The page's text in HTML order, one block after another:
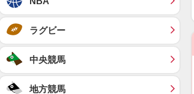
ラグビー
中央競馬
地方競馬